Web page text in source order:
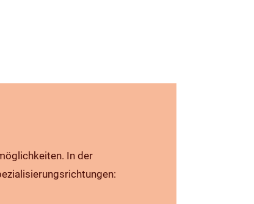
In der